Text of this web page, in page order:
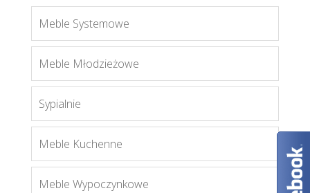
Więcej
Meble Systemowe
Meble Młodzieżowe
Sypialnie
Meble Kuchenne
Meble Wypoczynkowe